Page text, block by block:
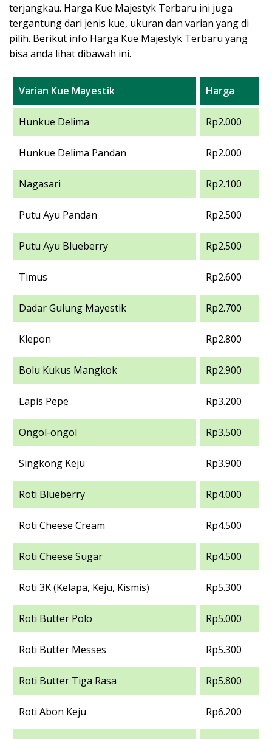
terjangkau. Harga Kue Majestyk Terbaru ini juga
tergantung dari jenis kue, ukuran dan varian yang di
pilih. Berikut info Harga Kue Majestyk Terbaru yang
bisa anda lihat dibawah ini.
Varian Kue Mayestik Harga
Hunkue Delima Rp2.000
Hunkue Delima Pandan Rp2.000
Nagasari Rp2.100
Putu Ayu Pandan Rp2.500
Putu Ayu Blueberry Rp2.500
Timus Rp2.600
Dadar Gulung Mayestik Rp2.700
Klepon Rp2.800
Bolu Kukus Mangkok Rp2.900
Lapis Pepe Rp3.200
Ongol-ongol Rp3.500
Singkong Keju Rp3.900
Roti Blueberry Rp4.000
Roti Cheese Cream Rp4.500
Roti Cheese Sugar Rp4.500
Roti 3K (Kelapa, Keju, Kismis) Rp5.300
Roti Butter Polo Rp5.000
Roti Butter Messes Rp5.300
Roti Butter Tiga Rasa Rp5.800
Roti Abon Keju Rp6.200